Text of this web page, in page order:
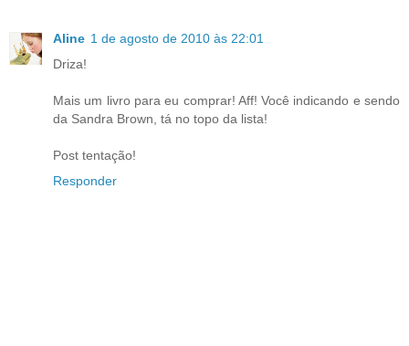
Aline 1 de agosto de 2010 às 22:01
Driza!
Mais um livro para eu comprar! Aff! Você indicando e sendo
da Sandra Brown, tá no topo da lista!
Post tentação!
Responder